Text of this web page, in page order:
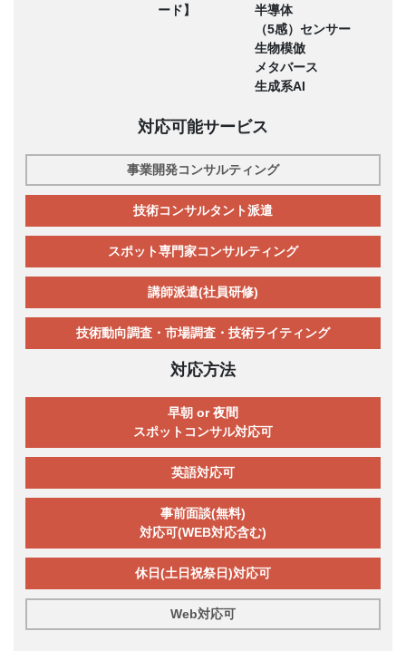
ード】
半導体
（5感）センサー
生物模倣
メタバース
生成系AI
対応可能サービス
事業開発コンサルティング
技術コンサルタント派遣
スポット専門家コンサルティング
講師派遣(社員研修)
技術動向調査・市場調査・技術ライティング
対応方法
早朝 or 夜間
スポットコンサル対応可
英語対応可
事前面談(無料)
対応可(WEB対応含む)
休日(土日祝祭日)対応可
Web対応可